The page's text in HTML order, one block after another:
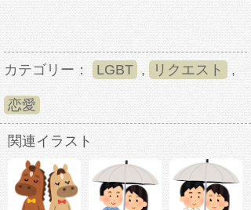
カテゴリー： LGBT , リクエスト ,
恋愛
関連イラスト